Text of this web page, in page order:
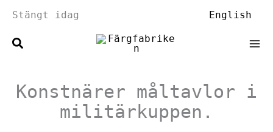
till
innehåll
Stängt idag English
Konstnärer måltavlor i
militärkuppen.